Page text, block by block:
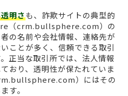
明さも、詐欺サイトの典型的
（crm.bullsphere.com）の
の名前や会社情報、連絡先が
ことが多く、信頼できる取引
正当な取引所では、法人情報
おり、透明性が保たれていま
）にはその
す。